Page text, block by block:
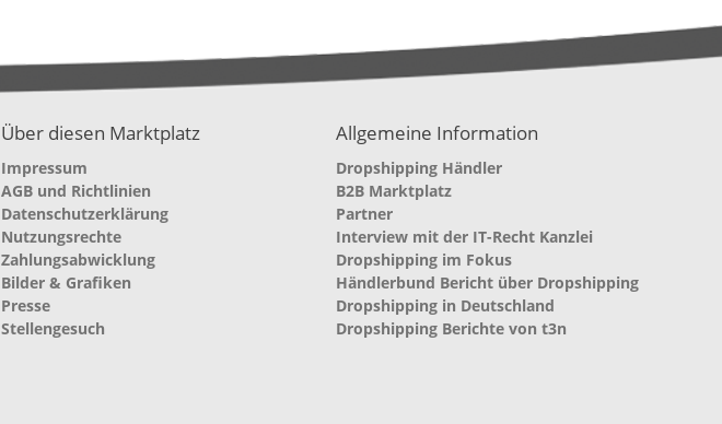
Über diesen Marktplatz
Impressum
AGB und Richtlinien
Datenschutzerklärung
Nutzungsrechte
Zahlungsabwicklung
Bilder & Grafiken
Presse
Stellengesuch
Allgemeine Information
Dropshipping Händler
B2B Marktplatz
Partner
Interview mit der IT-Recht Kanzlei
Dropshipping im Fokus
Händlerbund Bericht über Dropshipping
Dropshipping in Deutschland
Dropshipping Berichte von t3n